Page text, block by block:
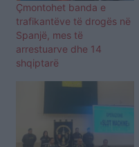
Çmontohet banda e
trafikantëve të drogës në
Spanjë, mes të
arrestuarve dhe 14
shqiptarë